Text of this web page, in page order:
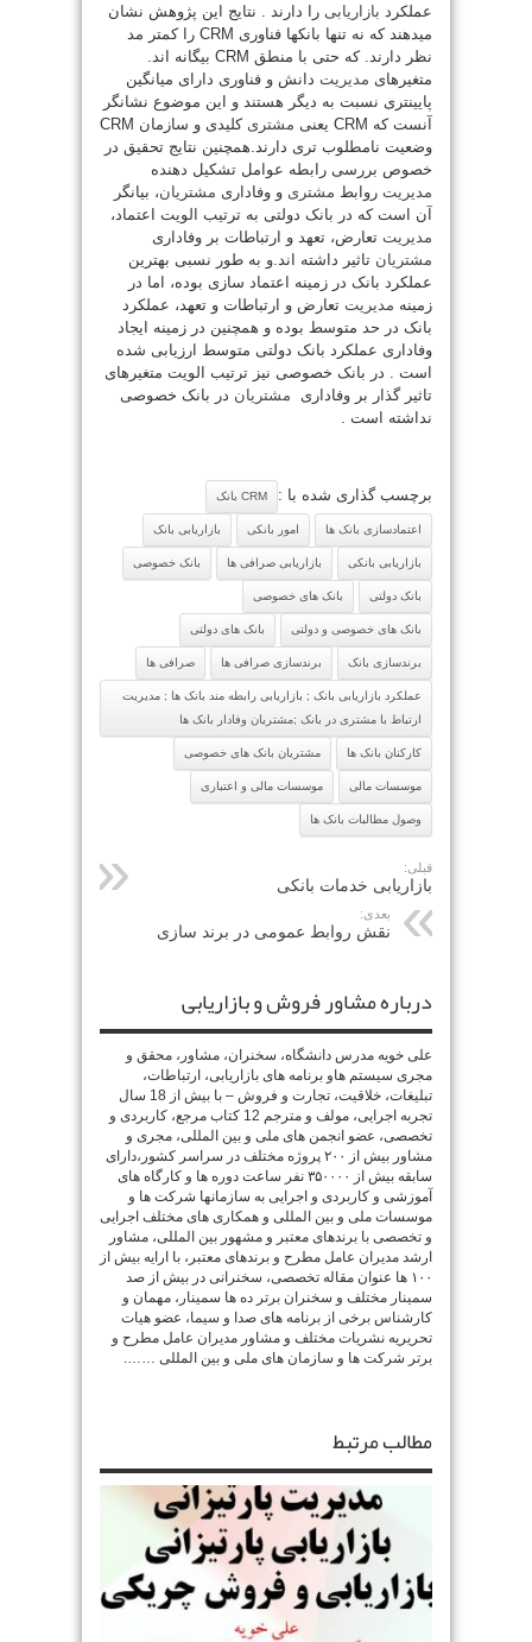
عملکرد بازاریابی را دارند . نتایج این پژوهش نشان
میدهند که نه تنها بانکها فناوری CRM را کمتر مد
نظر دارند. که حتی با منطق CRM بیگانه اند.
متغیرهای مدیریت دانش و فناوری دارای میانگین
پایینتری نسبت به دیگر هستند و این موضوع نشانگر
آنست که CRM یعنی
مشتری
کلیدی و سازمان CRM
وضعیت نامطلوب تری دارند.همچنین نتایج تحقیق در
خصوص بررسی رابطه عوامل تشکیل دهنده
مدیریت روابط مشتری و وفاداری مشتریان، بیانگر
آن است که در بانک دولتی به ترتیب الویت اعتماد،
مدیریت تعارض، تعهد و ارتباطات بر وفاداری
مشتریان تاثیر داشته اند.و به طور نسبی بهترین
عملکرد بانک در زمینه اعتماد سازی بوده، اما در
زمینه مدیریت تعارض و ارتباطات و تعهد، عملکرد
بانک در حد متوسط بوده و همچنین در زمینه ایجاد
وفاداری عملکرد بانک دولتی متوسط ارزیابی شده
است . در بانک خصوصی نیز ترتیب الویت متغیرهای
تاثیر گذار بر وفاداری مشتریان در بانک خصوصی
نداشته است .
برچسب گذاری شده با : CRM بانک
اعتمادسازی بانک ها امور بانکی بازاریابی بانک
بازاریابی بانکی بازاریابی صرافی ها بانک خصوصی
بانک دولتی بانک های خصوصی
بانک های خصوصی و دولتی بانک های دولتی
برندسازی بانک برندسازی صرافی ها صرافی ها
عملکرد بازاریابی بانک ; بازاریابی رابطه مند بانک ها ; مدیریت
ارتباط با مشتری در بانک ;مشتریان وفادار بانک ها
کارکنان بانک ها مشتریان بانک های خصوصی
موسسات مالی موسسات مالی و اعتباری
وصول مطالبات بانک ها
قبلی:
بازاریابی خدمات بانکی
بعدی:
نقش روابط عمومی در برند سازی
درباره مشاور فروش و بازاریابی
علی خویه مدرس دانشگاه، سخنران، مشاور، محقق و
مجری سیستم هاو برنامه های بازاریابی، ارتباطات،
تبلیغات، خلاقیت، تجارت و فروش – با بیش از 18 سال
تجربه اجرایی، مولف و مترجم 12 کتاب مرجع، کاربردی و
تخصصی، عضو انجمن های ملی و بین المللی، مجری و
مشاور بیش از ۲۰۰ پروژه مختلف در سراسر کشور،دارای
سابقه بیش از ۳۵۰۰۰۰ نفر ساعت دوره ها و کارگاه های
آموزشی و کاربردی و اجرایی به سازمانها شرکت ها و
موسسات ملی و بین المللی و همکاری های مختلف اجرایی
و تخصصی با برندهای معتبر و مشهور بین المللی، مشاور
ارشد مدیران عامل مطرح و برندهای معتبر، با ارایه بیش از
۱۰۰ ها عنوان مقاله تخصصی، سخنرانی در بیش از صد
سمینار مختلف و سخنران برتر ده ها سمینار، مهمان و
کارشناس برخی از برنامه های صدا و سیما، عضو هیات
تحریریه نشریات مختلف و مشاور مدیران عامل مطرح و
برتر شرکت ها و سازمان های ملی و بین المللی …….
مطالب مرتبط